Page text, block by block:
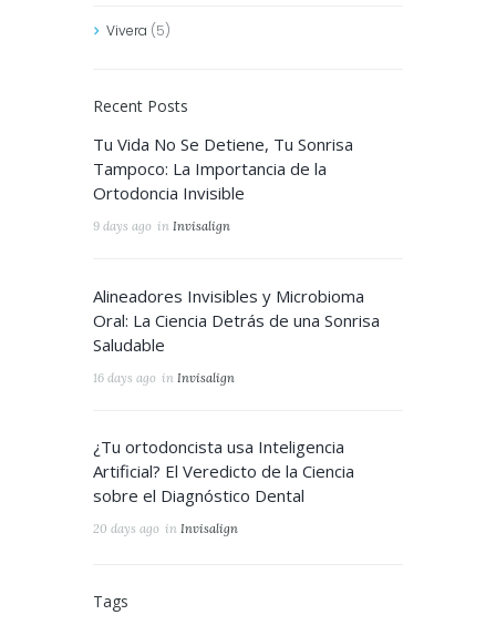
Vivera (5)
Recent Posts
Tu Vida No Se Detiene, Tu Sonrisa
Tampoco: La Importancia de la
Ortodoncia Invisible
9 days ago in Invisalign
Alineadores Invisibles y Microbioma
Oral: La Ciencia Detrás de una Sonrisa
Saludable
16 days ago in Invisalign
¿Tu ortodoncista usa Inteligencia
Artificial? El Veredicto de la Ciencia
sobre el Diagnóstico Dental
20 days ago in Invisalign
Tags